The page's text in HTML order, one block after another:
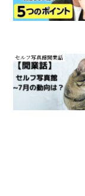
セルフ写真館開業話